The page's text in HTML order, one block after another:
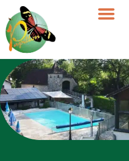
Cookies beheer paneel